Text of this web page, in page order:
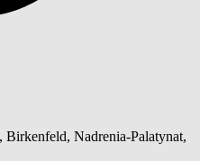
Birkenfeld, Nadrenia-Palatynat,